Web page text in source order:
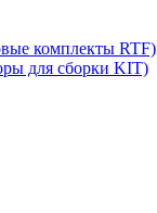
комплекты RTF)
для сборки KIT)